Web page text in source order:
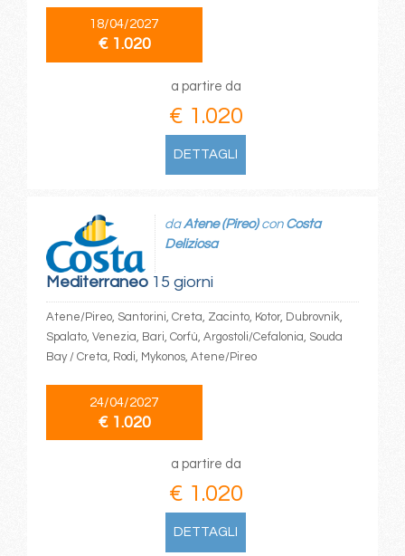
18/04/2027
€ 1.020
a partire da
€ 1.020
DETTAGLI
Mediterraneo15 giorni
daAtene (Pireo)con Costa
Deliziosa
Atene/Pireo, Santorini, Creta, Zacinto, Kotor, Dubrovnik,
Spalato, Venezia, Bari, Corfù, Argostoli/Cefalonia, Souda
Bay / Creta, Rodi, Mykonos, Atene/Pireo
24/04/2027
€ 1.020
a partire da
€ 1.020
DETTAGLI